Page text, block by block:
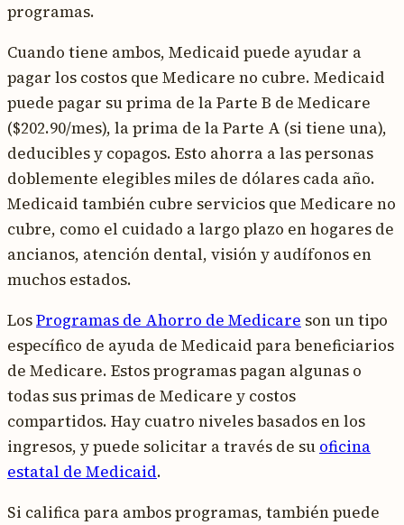
programas.
Cuando tiene ambos, Medicaid puede ayudar a
pagar los costos que Medicare no cubre. Medicaid
puede pagar su prima de la Parte B de Medicare
($202.90/mes), la prima de la Parte A (si tiene una),
deducibles y copagos. Esto ahorra a las personas
doblemente elegibles miles de dólares cada año.
Medicaid también cubre servicios que Medicare no
cubre, como el cuidado a largo plazo en hogares de
ancianos, atención dental, visión y audífonos en
muchos estados.
LosProgramas de Ahorro de Medicare son un tipo
específico de ayuda de Medicaid para beneficiarios
de Medicare. Estos programas pagan algunas o
todas sus primas de Medicare y costos
compartidos. Hay cuatro niveles basados en los
ingresos, y puede solicitar a través de su oficina
estatal de Medicaid.
Si califica para ambos programas, también puede